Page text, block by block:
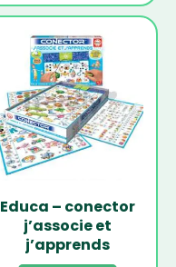
-13%
Educa – conector
j’associe et
j’apprends